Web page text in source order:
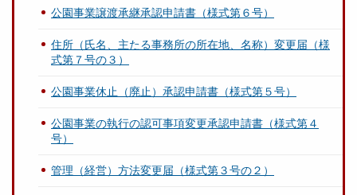
公園事業譲渡承継承認申請書（様式第６号）
住所（氏名、主たる事務所の所在地、名称）変更届（様
式第７号の３）
公園事業休止（廃止）承認申請書（様式第５号）
公園事業の執行の認可事項変更承認申請書（様式第４
号）
管理（経営）方法変更届（様式第３号の２）